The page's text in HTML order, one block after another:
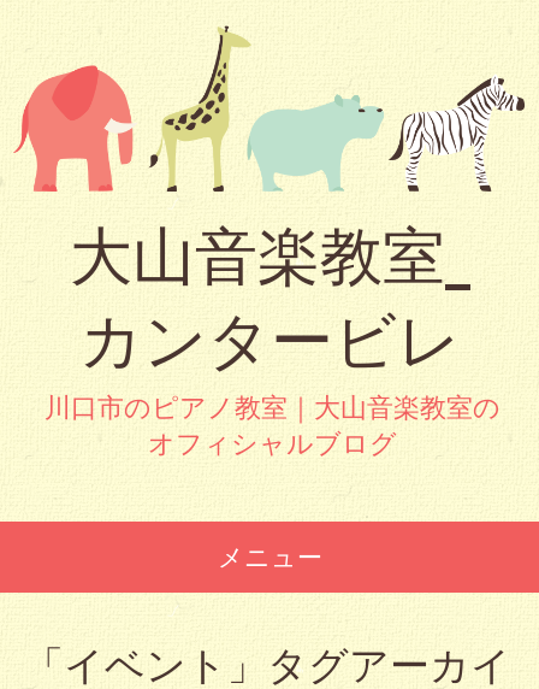
大山音楽教室_
カンタービレ
川口市のピアノ教室｜大山音楽教室の
オフィシャルブログ
メニュー
「イベント 」タグアーカイ